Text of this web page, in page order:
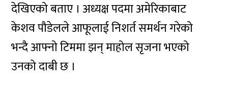
देखिएको बताए । अध्यक्ष पदमा अमेरिकाबाट
केशव पौडेलले आफूलाई निशर्त समर्थन गरेको
भन्दै आफ्नो टिममा झन् माहोल सृजना भएको
उनको दाबी छ ।